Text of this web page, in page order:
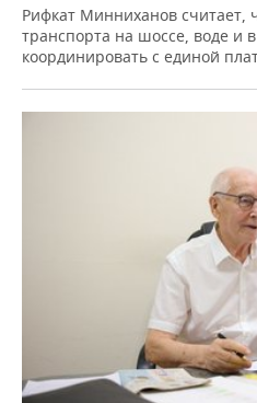
Рифкат Минниханов считает,
транспорта на шоссе, воде и
координировать с единой